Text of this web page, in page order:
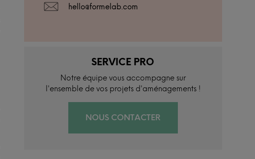
hello@formelab.com
SERVICE PRO
Notre équipe vous accompagne sur
l'ensemble de vos projets d'aménagements !
NOUS CONTACTER